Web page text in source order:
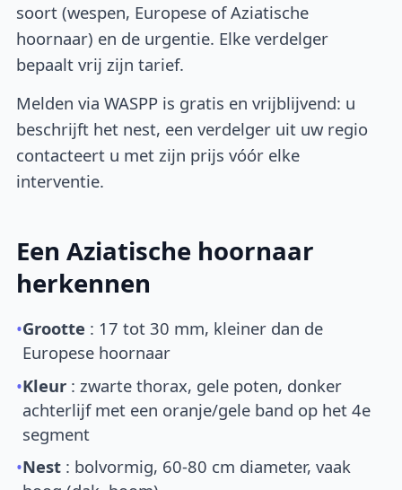
soort (wespen, Europese of Aziatische
hoornaar) en de urgentie. Elke verdelger
bepaalt vrij zijn tarief.
Melden via WASPP is gratis en vrijblijvend: u
beschrijft het nest, een verdelger uit uw regio
contacteert u met zijn prijs vóór elke
interventie.
Een Aziatische hoornaar
herkennen
•Grootte : 17 tot 30 mm, kleiner dan de
Europese hoornaar
•Kleur : zwarte thorax, gele poten, donker
achterlijf met een oranje/gele band op het 4e
segment
•Nest : bolvormig, 60-80 cm diameter, vaak